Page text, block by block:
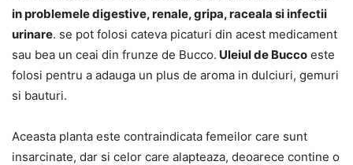
in problemele digestive, renale, gripa, raceala si infectii
urinare. se pot folosi cateva picaturi din acest medicament
sau bea un ceai din frunze de Bucco. Uleiul de Bucco este
folosi pentru a adauga un plus de aroma in dulciuri, gemuri
si bauturi.
Aceasta planta este contraindicata femeilor care sunt
insarcinate, dar si celor care alapteaza, deoarece contine o